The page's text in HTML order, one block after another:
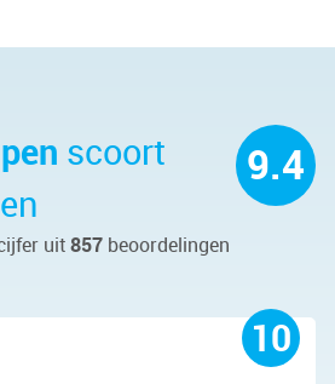
scoort
9.4
uit857 beoordelingen
10